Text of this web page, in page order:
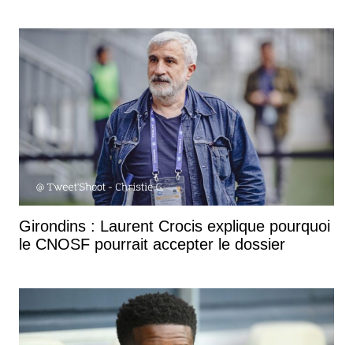
Girondins : Laurent Crocis explique pourquoi
le CNOSF pourrait accepter le dossier